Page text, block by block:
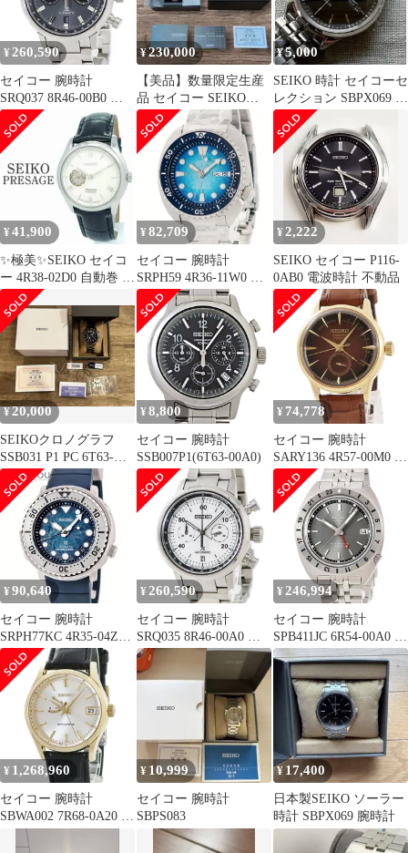
¥ 260,590
セイコー 腕時計
SRQ037 8R46-00B0 鑑
定済み ブランド
¥230,000
【美品】数量限定生産
品 セイコー SEIKO
SBEJ019 SPB439J1
¥5,000
SEIKO 時計 セイコーセ
レクション SBPX069 稼
動品 難あり
¥ 41,900
✨極美✨SEIKO セイコ
ー 4R38-02D0 自動巻 裏
スケ メンズ 腕時計
¥ 82,709
セイコー 腕時計
SRPH59 4R36-11W0 鑑
定済み ブランド
¥2,222
SEIKO セイコー P116-
0AB0 電波時計 不動品
¥20,000
SEIKOクロノグラフ
SSB031 P1 PC 6T63-
00D0 逆輸入
¥ 8,800
セイコー 腕時計
SSB007P1(6T63-00A0)
¥ 74,778
セイコー 腕時計
SARY136 4R57-00M0 鑑
定済み ブランド
¥90,640
セイコー 腕時計
SRPH77KC 4R35-04Z0
鑑定済み ブランド
¥ 260,590
セイコー 腕時計
SRQ035 8R46-00A0 鑑
定済み ブランド
¥ 246,994
セイコー 腕時計
SPB411JC 6R54-00A0 鑑
定済み ブランド
¥ 1,268,960
セイコー 腕時計
SBWA002 7R68-0A20 鑑
定済み ブランド
¥ 10,999
セイコー 腕時計
SBPS083
¥ 17,400
日本製SEIKO ソーラー
時計 SBPX069 腕時計